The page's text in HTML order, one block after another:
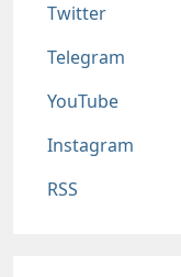
Twitter
Telegram
YouTube
Instagram
RSS